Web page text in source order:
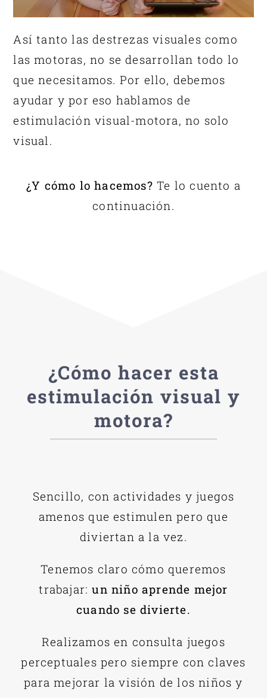
Así tanto las destrezas visuales como
las motoras, no se desarrollan todo lo
que necesitamos. Por ello, debemos
ayudar y por eso hablamos de
estimulación visual-motora, no solo
visual.
¿Y cómo lo hacemos? Te lo cuento a
continuación.
¿Cómo hacer esta
estimulación visual y
motora?
Sencillo, con actividades y juegos
amenos que estimulen pero que
diviertan a la vez.
Tenemos claro cómo queremos
trabajar:un niño aprende mejor
cuando se divierte.
Realizamos en consulta juegos
perceptuales pero siempre con claves
para mejorar la visión de los niños y